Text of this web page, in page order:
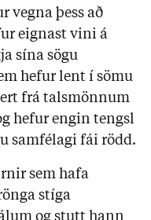
vegna þess að
eignast vini á
sína sögu
hefur lent í sömu
frá talsmönnum
hefur engin tengsl
samfélagi fái rödd.
sem hafa
stíga
og stutt hann